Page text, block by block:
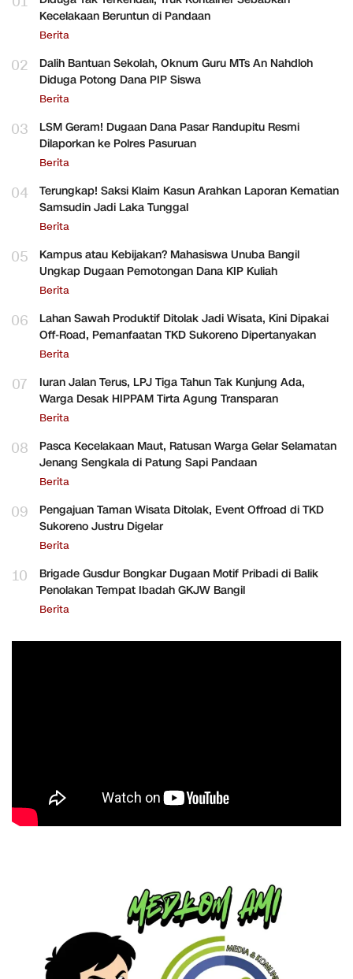
Kecelakaan Beruntun di Pandaan
Berita
02
Dalih Bantuan Sekolah, Oknum Guru MTs An Nahdloh
Diduga Potong Dana PIP Siswa
Berita
03
LSM Geram! Dugaan Dana Pasar Randupitu Resmi
Dilaporkan ke Polres Pasuruan
Berita
04
Terungkap! Saksi Klaim Kasun Arahkan Laporan Kematian
Samsudin Jadi Laka Tunggal
Berita
05
Kampus atau Kebijakan? Mahasiswa Unuba Bangil
Ungkap Dugaan Pemotongan Dana KIP Kuliah
Berita
06
Lahan Sawah Produktif Ditolak Jadi Wisata, Kini Dipakai
Off-Road, Pemanfaatan TKD Sukoreno Dipertanyakan
Berita
07
Iuran Jalan Terus, LPJ Tiga Tahun Tak Kunjung Ada,
Warga Desak HIPPAM Tirta Agung Transparan
Berita
08
Pasca Kecelakaan Maut, Ratusan Warga Gelar Selamatan
Jenang Sengkala di Patung Sapi Pandaan
Berita
09
Pengajuan Taman Wisata Ditolak, Event Offroad di TKD
Sukoreno Justru Digelar
Berita
10
Brigade Gusdur Bongkar Dugaan Motif Pribadi di Balik
Penolakan Tempat Ibadah GKJW Bangil
Berita